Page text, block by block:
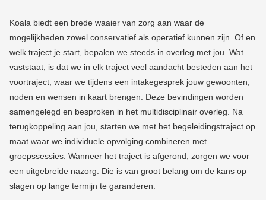
Koala biedt een brede waaier van zorg aan waar de
mogelijkheden zowel conservatief als operatief kunnen zijn. Of en
welk traject je start, bepalen we steeds in overleg met jou. Wat
vaststaat, is dat we in elk traject veel aandacht besteden aan het
voortraject, waar we tijdens een intakegesprek jouw gewoonten,
noden en wensen in kaart brengen. Deze bevindingen worden
samengelegd en besproken in het multidisciplinair overleg. Na
terugkoppeling aan jou, starten we met het begeleidingstraject op
maat waar we individuele opvolging combineren met
groepssessies. Wanneer het traject is afgerond, zorgen we voor
een uitgebreide nazorg. Die is van groot belang om de kans op
slagen op lange termijn te garanderen.